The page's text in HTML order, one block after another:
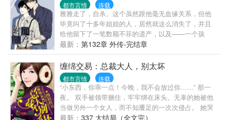
都市言情 连载
雅雅走了，自杀。这个虽然跟他毫无血缘关系，但他
毕竟叫了十多年姐姐的人，居然就这么消失了，并且
给他留下了一笔数额不菲的遗产，以及——一个孩
子。那年他才十九，自己都还是小孩儿，却莫名奇妙
要照顾一个十五岁的少年。这孩子并不麻烦，青春期
的躁郁与叛逆在他身上无迹可寻，智商极高，还有着
超越年龄的稳重与成熟，无论是生活还是学习没有一
样需要他操心，反而能把家里打理得井井有条。只是,
越相处越发现，这小子的心眼儿多得有些让人害怕
啊。他后悔了，能只要钱，不要人吗。孽毒舌娘受是
个全能学霸本文为《娘娘腔》中的造型师者是个蛇精
最新： 第132章 外传-完结章
缠绵交易：总裁大人，别太坏
都市言情 连载
“小东西，你乖一点！今晚，我不会放过你……” 那一
夜。 双手被领带捆住，牢牢绑在床头。无辜的她被他
当做另外一个女人，而不知餍足的一次次侵占。 她哭
成泪人。 他可知道，现在睡在他身下，被他肆意折磨
最新： 337 大结局（全文完）